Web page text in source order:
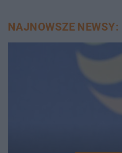
NAJNOWSZE NEWSY: